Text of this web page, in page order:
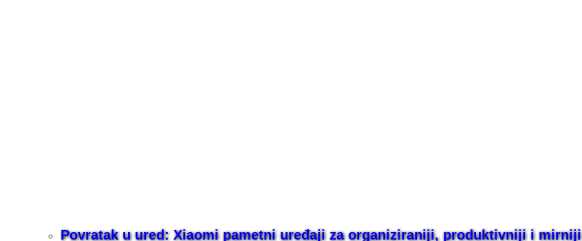
Povratak u ured: Xiaomi pametni uređaji za organiziraniji, produktivniji i mirniji